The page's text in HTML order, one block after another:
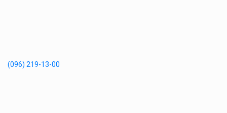
(096) 219-13-00